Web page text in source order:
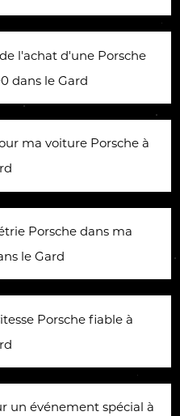
l'achat d'une Porsche
dans le Gard
ma voiture Porsche à
Porsche dans ma
le Gard
Porsche fiable à
un événement spécial à